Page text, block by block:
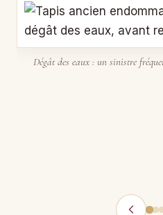
Dégât des eaux : un sinistre